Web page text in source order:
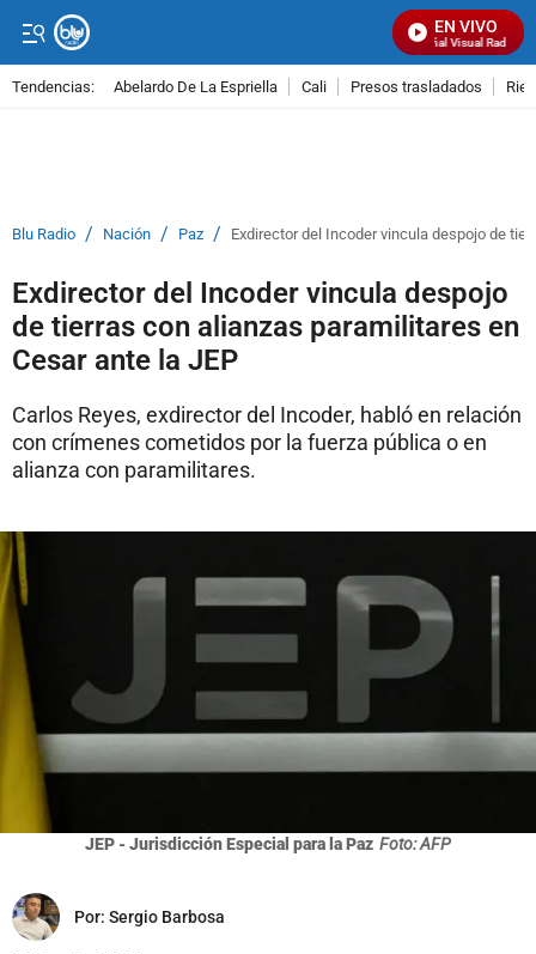
EN VIVO
Señal Visual Radio
Tendencias: Abelardo De La Espriella Cali Presos trasladados
Blu Radio / Nación / Paz / Exdirector del Incoder vincula despojo de
Exdirector del Incoder vincula despojo
de tierras con alianzas paramilitares en
Cesar ante la JEP
Carlos Reyes, exdirector del Incoder, habló en relación
con crímenes cometidos por la fuerza pública o en
alianza con paramilitares.
JEP - Jurisdicción Especial para la Paz Foto: AFP
Por: Sergio Barbosa